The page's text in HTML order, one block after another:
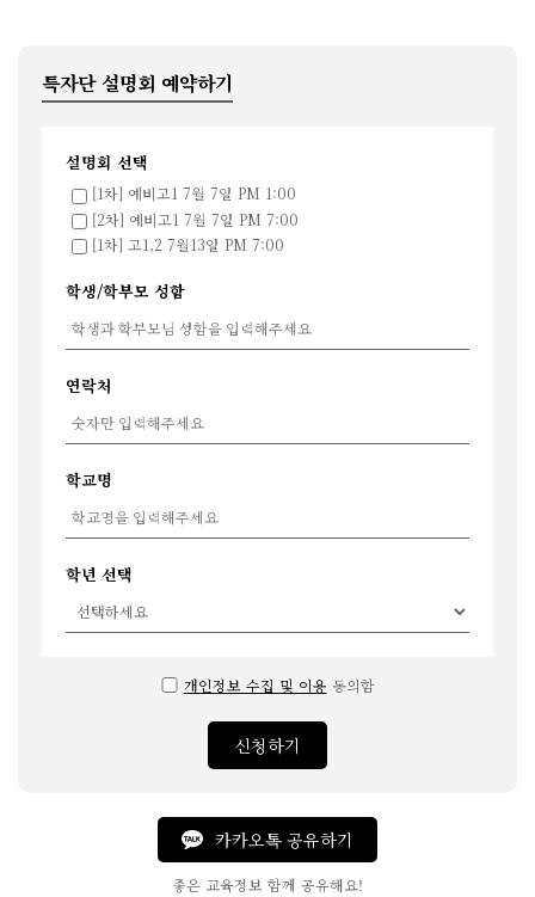
특자단 설명회 예약하기
설명회 선택
[1차] 예비고1 7월 7일 PM 1:00
[2차] 예비고1 7월 7일 PM 7:00
[1차] 고1,2 7월13일 PM 7:00
학생/학부모 성함
연락처
학교명
학년 선택
개인정보 수집 및 이용 동의함
신청하기
카카오톡 공유하기
좋은 교육정보 함께 공유해요!